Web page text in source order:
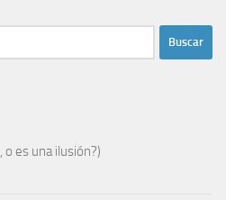
es una ilusión?)